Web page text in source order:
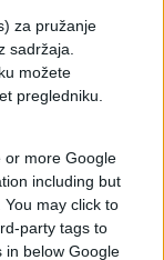
za pružanje
sadržaja.
možete
pregledniku.
or more Google
including but
may click to
party tags to
in below Google